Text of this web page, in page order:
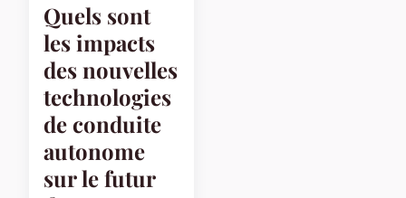
Quels sont
les impacts
des nouvelles
technologies
de conduite
autonome
sur le futur